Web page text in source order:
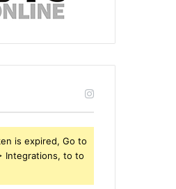
is expired, Go to
Integrations, to to